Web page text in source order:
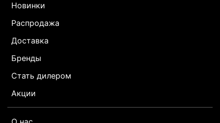
Новинки
Распродажа
Доставка
Бренды
Стать дилером
Акции